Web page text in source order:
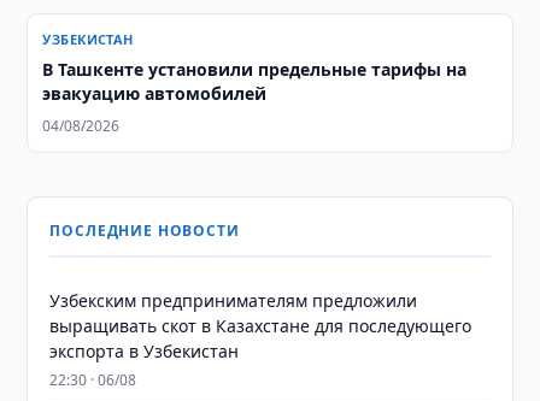
УЗБЕКИСТАН
В Ташкенте установили предельные тарифы на
эвакуацию автомобилей
04/08/2026
ПОСЛЕДНИЕ НОВОСТИ
Узбекским предпринимателям предложили
выращивать скот в Казахстане для последующего
экспорта в Узбекистан
22:30 · 06/08